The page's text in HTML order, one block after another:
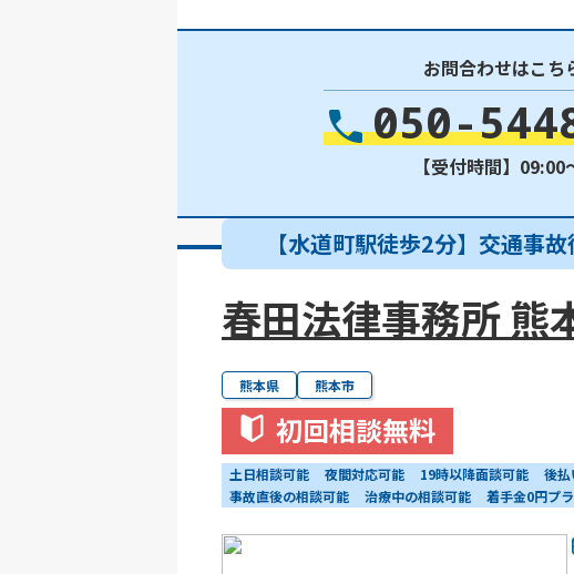
お問合わせはこち
050-
【受付時間】
【水道町駅徒歩2分】交通事
春田法律事務所 熊
熊本県 熊本市
初回相談無料
土日相談可能 夜間対応可能 19時以降面談可能 後払
事故直後の相談可能
治療中の相談可能 着手金0円プ